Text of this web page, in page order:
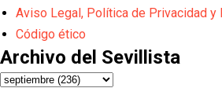
Aviso Legal, Política de Privacidad y
Código ético
Archivo del Sevillista